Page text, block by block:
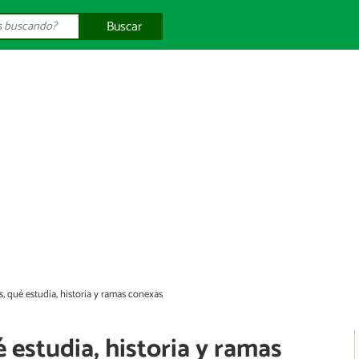
Buscar
qué estudia, historia y ramas conexas
estudia, historia y ramas